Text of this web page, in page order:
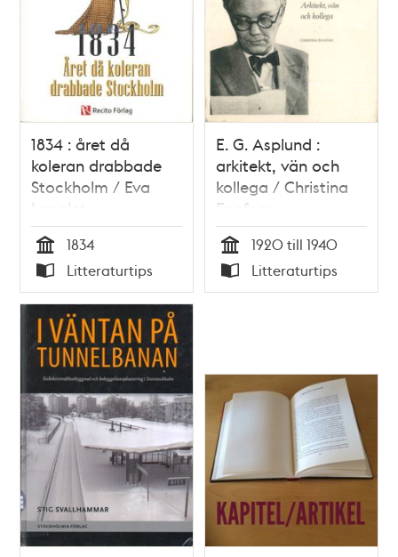
1834 : året då
koleran drabbade
Stockholm / Eva
Langlet
Tid
1834
Typ
Litteraturtips
E. G. Asplund :
arkitekt, vän och
kollega / Christina
Engfors
Tid
1920 till 1940
Typ
Litteraturtips